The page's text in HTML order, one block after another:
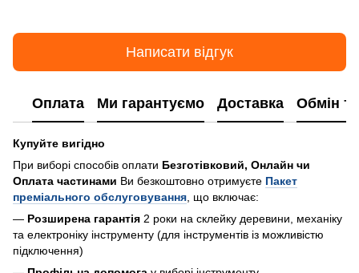
Написати відгук
Оплата Ми гарантуємо Доставка Обмін
Купуйте вигідно
При виборі способів оплати Безготівковий, Онлайн чи
Оплата частинами Ви безкоштовно отримуєте Пакет
преміального обслуговування, що включає:
— Розширена гарантія 2 роки на склейку деревини, механіку
та електроніку інструменту (для інструментів із можливістю
підключення)